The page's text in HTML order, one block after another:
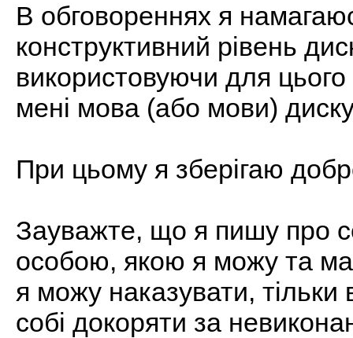
В обговореннях я
конструктивний рівень
використовуючи для
мені мова (або мови)
При цьому я зберігаю
Зауважте, що я пишу про
особою, якою я можу та
я можу наказувати, тільки
собі докоряти за